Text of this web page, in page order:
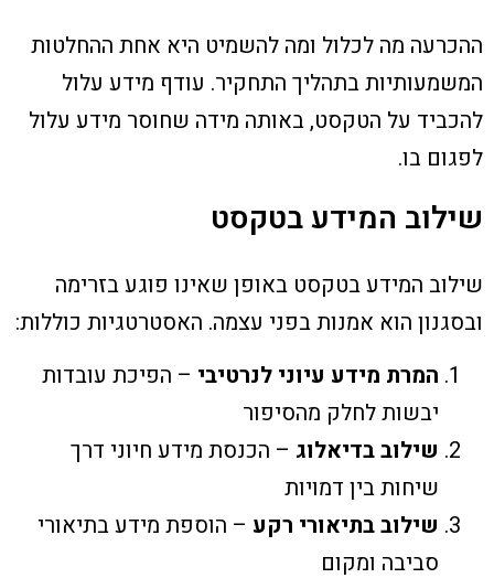
ההכרעה מה לכלול ומה להשמיט היא אחת ההחלטות
המשמעותיות בתהליך התחקיר. עודף מידע עלול
להכביד על הטקסט, באותה מידה שחוסר מידע עלול
לפגום בו.
שילוב המידע בטקסט
שילוב המידע בטקסט באופן שאינו פוגע בזרימה
ובסגנון הוא אמנות בפני עצמה. האסטרטגיות כוללות:
המרת מידע עיוני לנרטיבי – הפיכת עובדות
יבשות לחלק מהסיפור
שילוב בדיאלוג – הכנסת מידע חיוני דרך
שיחות בין דמויות
שילוב בתיאורי רקע – הוספת מידע בתיאורי
סביבה ומקום